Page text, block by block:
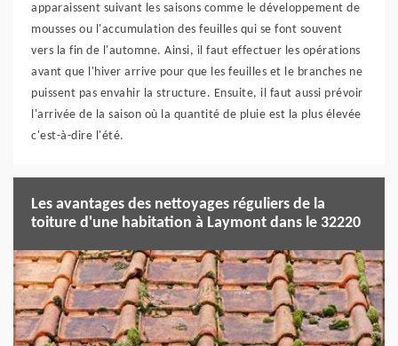
apparaissent suivant les saisons comme le développement de
mousses ou l'accumulation des feuilles qui se font souvent
vers la fin de l'automne. Ainsi, il faut effectuer les opérations
avant que l'hiver arrive pour que les feuilles et le branches ne
puissent pas envahir la structure. Ensuite, il faut aussi prévoir
l'arrivée de la saison où la quantité de pluie est la plus élevée
c'est-à-dire l'été.
Les avantages des nettoyages réguliers de la
toiture d'une habitation à Laymont dans le 32220